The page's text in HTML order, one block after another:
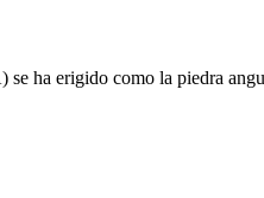
ha erigido como la piedra